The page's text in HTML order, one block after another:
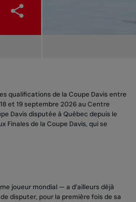
qualifications de la Coupe Davis entre
et 19 septembre 2026 au Centre
Davis disputée à Québec depuis le
de la Coupe Davis, qui se
joueur mondial — a d’ailleurs déjà
disputer, pour la première fois de sa